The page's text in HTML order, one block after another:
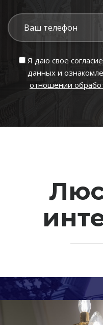
Я даю свое
данных и
отношении